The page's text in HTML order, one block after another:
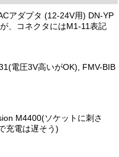
アダプタ (12-24V用) DN-YP
、コネクタにはM1-11表記
電圧3V高いがOK), FMV-BIB
M4400(ソケットに刺さ
充電は遅そう)